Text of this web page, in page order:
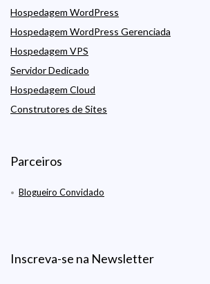
Hospedagem WordPress
Hospedagem WordPress Gerenciada
Hospedagem VPS
Servidor Dedicado
Hospedagem Cloud
Construtores de Sites
Parceiros
Blogueiro Convidado
Inscreva-se na Newsletter